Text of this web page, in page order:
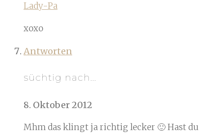
Lady-Pa
xoxo
Antworten
süchtig nach...
8. Oktober 2012
Mhm das klingt ja richtig lecker 🙂 Hast du